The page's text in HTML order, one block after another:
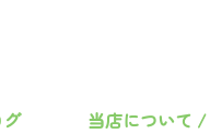
グ 当店について